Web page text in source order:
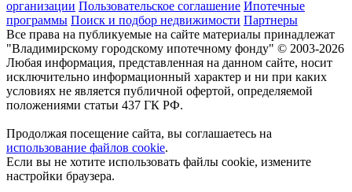
организации Пользовательское соглашение Ипотечные
программы Поиск и подбор недвижимости Партнеры
Все права на публикуемые на сайте материалы принадлежат
"Владимирскому городскому ипотечному фонду" © 2003-2026
Любая информация, представленная на данном сайте, носит
исключительно информационный характер и ни при каких
условиях не является публичной офертой, определяемой
положениями статьи 437 ГК РФ.
Продолжая посещение сайта, вы соглашаетесь на
использование файлов cookie.
Если вы не хотите использовать файлы cookie, измените
настройки браузера.